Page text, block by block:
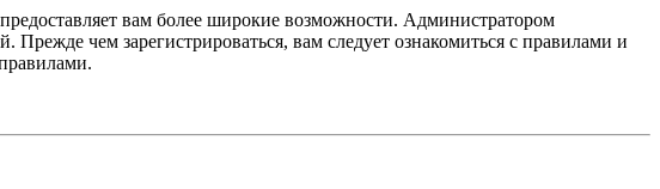
вам более широкие возможности. Администратором
чем зарегистрироваться, вам следует ознакомиться с правилами и